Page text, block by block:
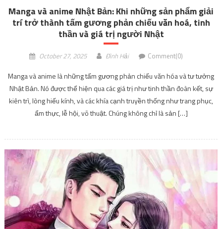
Manga và anime Nhật Bản: Khi những sản phẩm giải
trí trở thành tấm gương phản chiếu văn hoá, tinh
thần và giá trị người Nhật
October 27, 2025 Đình Hải Comment(0)
Manga và anime là những tấm gương phản chiếu văn hóa và tư tưởng
Nhật Bản. Nó được thể hiện qua các giá trị như tinh thần đoàn kết, sự
kiên trì, lòng hiếu kính, và các khía cạnh truyền thống như trang phục,
ẩm thực, lễ hội, võ thuật. Chúng không chỉ là sản […]